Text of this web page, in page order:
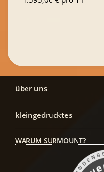
über uns
kleingedrucktes
WARUM SURMOUNT?